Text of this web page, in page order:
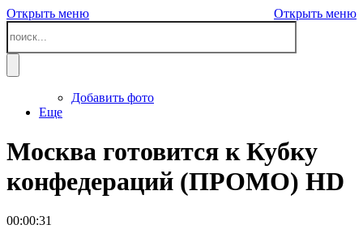
Открыть меню Открыть меню
Добавить фото
Еще
Москва готовится к Кубку
конфедераций (ПРОМО) HD
00:00:31